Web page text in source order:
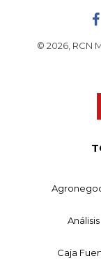
© 2026, RCN
Análisis
Caja